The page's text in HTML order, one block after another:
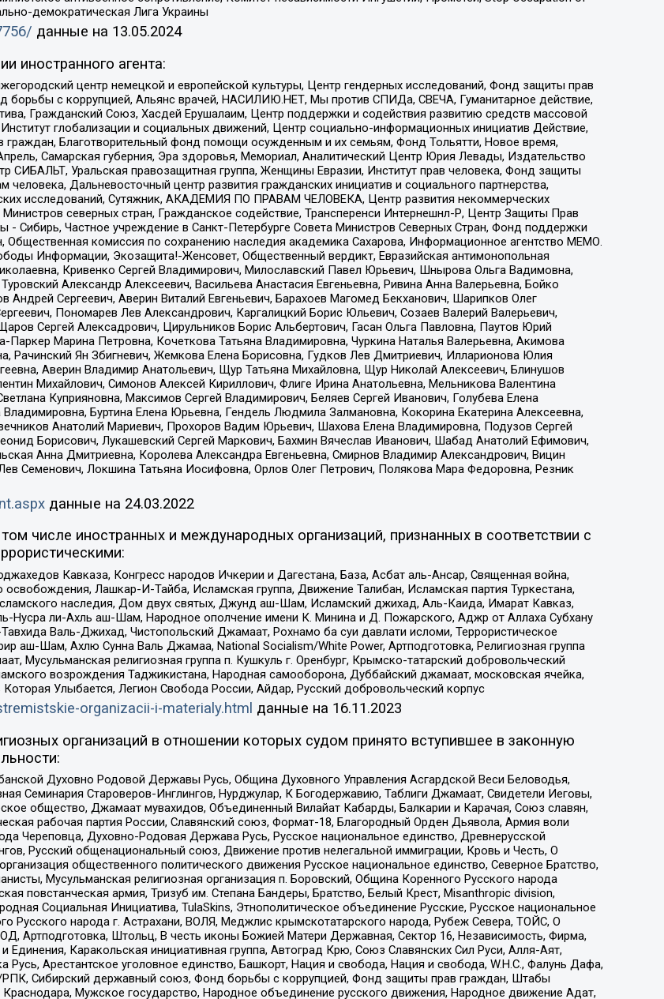
демократическая Лига Украины
данные на 13.05.2024
иностранного агента:
центр немецкой и европейской культуры, Центр гендерных исследований, Фонд защиты прав
борьбы с коррупцией, Альянс врачей, НАСИЛИЮ.НЕТ, Мы против СПИДа, СВЕЧА, Гуманитарное действие,
Гражданский Союз, Хасдей Ерушалаим, Центр поддержки и содействия развитию средств массовой
глобализации и социальных движений, Центр социально-информационных инициатив Действие,
Благотворительный фонд помощи осужденным и их семьям, Фонд Тольятти, Новое время,
Самарская губерния, Эра здоровья, Мемориал, Аналитический Центр Юрия Левады, Издательство
СИБАЛЬТ, Уральская правозащитная группа, Женщины Евразии, Институт прав человека, Фонд защиты
человека, Дальневосточный центр развития гражданских инициатив и социального партнерства,
исследований, Сутяжник, АКАДЕМИЯ ПО ПРАВАМ ЧЕЛОВЕКА, Центр развития некоммерческих
северных стран, Гражданское содействие, Трансперенси Интернешнл-Р, Центр Защиты Прав
- Сибирь, Частное учреждение в Санкт-Петербурге Совета Министров Северных Стран, Фонд поддержки
комиссия по сохранению наследия академика Сахарова, Информационное агентство МЕМО.
Информации, Экозащита!-Женсовет, Общественный вердикт, Евразийская антимонопольная
Кривенко Сергей Владимирович, Милославский Павел Юрьевич, Шнырова Ольга Вадимовна,
Александр Алексеевич, Васильева Анастасия Евгеньевна, Ривина Анна Валерьевна, Бойко
Андрей Сергеевич, Аверин Виталий Евгеньевич, Барахоев Магомед Бекханович, Шарипков Олег
Пономарев Лев Александрович, Каргалицкий Борис Юльевич, Созаев Валерий Валерьевич,
Сергей Алексадрович, Цирульников Борис Альбертович, Гасан Ольга Павловна, Паутов Юрий
Марина Петровна, Кочеткова Татьяна Владимировна, Чуркина Наталья Валерьевна, Акимова
Рачинский Ян Збигневич, Жемкова Елена Борисовна, Гудков Лев Дмитриевич, Илларионова Юлия
Аверин Владимир Анатольевич, Щур Татьяна Михайловна, Щур Николай Алексеевич, Блинушов
Михайлович, Симонов Алексей Кириллович, Флиге Ирина Анатольевна, Мельникова Валентина
Куприяновна, Максимов Сергей Владимирович, Беляев Сергей Иванович, Голубева Елена
Буртина Елена Юрьевна, Гендель Людмила Залмановна, Кокорина Екатерина Алексеевна,
Анатолий Мариевич, Прохоров Вадим Юрьевич, Шахова Елена Владимировна, Подузов Сергей
Борисович, Лукашевский Сергей Маркович, Бахмин Вячеслав Иванович, Шабад Анатолий Ефимович,
Анна Дмитриевна, Королева Александра Евгеньевна, Смирнов Владимир Александрович, Вицин
Семенович, Локшина Татьяна Иосифовна, Орлов Олег Петрович, Полякова Мара Федоровна, Резник
данные на 24.03.2022
числе иностранных и международных организаций, признанных в соответствии с
Кавказа, Конгресс народов Ичкерии и Дагестана, База, Асбат аль-Ансар, Священная война,
освобождения, Лашкар-И-Тайба, Исламская группа, Движение Талибан, Исламская партия Туркестана,
наследия, Дом двух святых, Джунд аш-Шам, Исламский джихад, Аль-Каида, Имарат Кавказ,
Нусра ли-Ахль аш-Шам, Народное ополчение имени К. Минина и Д. Пожарского, Аджр от Аллаха Субхану
Валь-Джихад, Чистопольский Джамаат, Рохнамо ба суи давлати исломи, Террористическое
аш-Шам, Ахлю Сунна Валь Джамаа, National Socialism/White Power, Артподготовка, Религиозная группа
Мусульманская религиозная группа п. Кушкуль г. Оренбург, Крымско-татарский добровольческий
возрождения Таджикистана, Народная самооборона, Дуббайский джамаат, московская ячейка,
Улыбается, Легион Свобода России, Айдар, Русский добровольческий корпус
organizacii-i-materialy.html данные на 16.11.2023
организаций в отношении которых судом принято вступившее в законную
Духовно Родовой Державы Русь, Община Духовного Управления Асгардской Веси Беловодья,
Семинария Староверов-Инглингов, Нурджулар, К Богодержавию, Таблиги Джамаат, Свидетели Иеговы,
общество, Джамаат мувахидов, Объединенный Вилайат Кабарды, Балкарии и Карачая, Союз славян,
рабочая партия России, Славянский союз, Формат-18, Благородный Орден Дьявола, Армия воли
Череповца, Духовно-Родовая Держава Русь, Русское национальное единство, Древнерусской
Русский общенациональный союз, Движение против нелегальной иммиграции, Кровь и Честь, О
общественного политического движения Русское национальное единство, Северное Братство,
Мусульманская религиозная организация п. Боровский, Община Коренного Русского народа
повстанческая армия, Тризуб им. Степана Бандеры, Братство, Белый Крест, Misanthropic division,
Социальная Инициатива, TulaSkins, Этнополитическое объединение Русские, Русское национальное
Русского народа г. Астрахани, ВОЛЯ, Меджлис крымскотатарского народа, Рубеж Севера, ТОЙС, О
Артподготовка, Штольц, В честь иконы Божией Матери Державная, Сектор 16, Независимость, Фирма,
Каракольская инициативная группа, Автоград Крю, Союз Славянских Сил Руси, Алля-Аят,
Русь, Арестантское уголовное единство, Башкорт, Нация и свобода, Нация и свобода, W.H.С., Фалунь Дафа,
РПК, Сибирский державный союз, Фонд борьбы с коррупцией, Фонд защиты прав граждан, Штабы
Мужское государство, Народное объединение русского движения, Народное движение Адат,